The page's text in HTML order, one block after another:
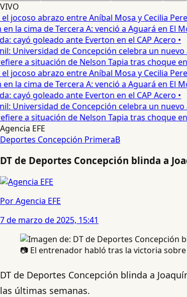
VIVO
abrazo entre Aníbal Mosa y Cecilia
la cima de Tercera A: venció a Aguará en El
goleado ante Everton en el CAP Acero •
Universidad de Concepción celebra un nuevo
a situación de Nelson Tapia tras choque en
abrazo entre Aníbal Mosa y Cecilia
la cima de Tercera A: venció a Aguará en El
goleado ante Everton en el CAP Acero •
Universidad de Concepción celebra un nuevo
a situación de Nelson Tapia tras choque en
Agencia EFE
Deportes Concepción PrimeraB
DT de Deportes Concepción blinda a
Por Agencia EFE
7 de marzo de 2025, 15:41
📷 El entrenador habló tras la victoria
DT de Deportes Concepción blinda a
las últimas semanas.